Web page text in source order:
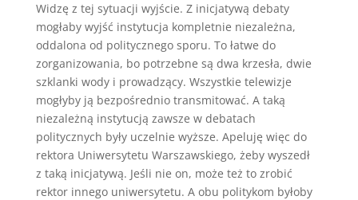
Widzę z tej sytuacji wyjście. Z inicjatywą debaty
mogłaby wyjść instytucja kompletnie niezależna,
oddalona od politycznego sporu. To łatwe do
zorganizowania, bo potrzebne są dwa krzesła, dwie
szklanki wody i prowadzący. Wszystkie telewizje
mogłyby ją bezpośrednio transmitować. A taką
niezależną instytucją zawsze w debatach
politycznych były uczelnie wyższe. Apeluję więc do
rektora Uniwersytetu Warszawskiego, żeby wyszedł
z taką inicjatywą. Jeśli nie on, może też to zrobić
rektor innego uniwersytetu. A obu politykom byłoby